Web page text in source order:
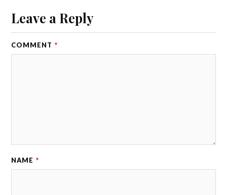
Leave a Reply
COMMENT *
NAME *